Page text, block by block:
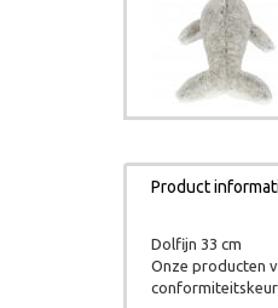
Product
Dolfijn 33 cm
Onze producten